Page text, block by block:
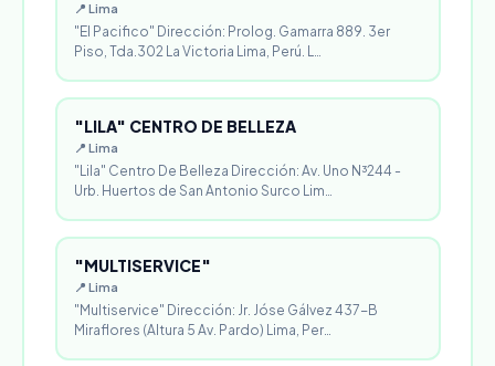
📍 Lima
"El Pacifico" Dirección: Prolog. Gamarra 889. 3er
Piso, Tda.302 La Victoria Lima, Perú. L…
"LILA" CENTRO DE BELLEZA
📍 Lima
"Lila" Centro De Belleza Dirección: Av. Uno N³244 -
Urb. Huertos de San Antonio Surco Lim…
"MULTISERVICE"
📍 Lima
"Multiservice" Dirección: Jr. Jóse Gálvez 437-B
Miraflores (Altura 5 Av. Pardo) Lima, Per…